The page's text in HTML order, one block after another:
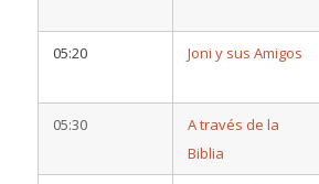
05:20 Joni y sus Amigos
05:30
A través de la
Biblia